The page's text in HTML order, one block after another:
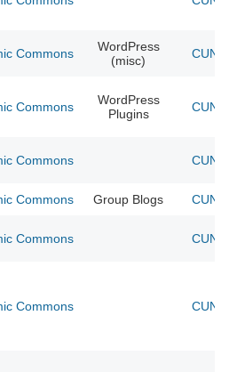
Commons
WordPress
(misc)
Commons
WordPress
Plugins
Commons
Commons Group Blogs
Commons
Commons